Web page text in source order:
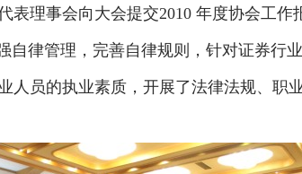
理事会向大会提交2010 年度协会工作
自律管理，完善自律规则，针对证券行
员的执业素质，开展了法律法规、职